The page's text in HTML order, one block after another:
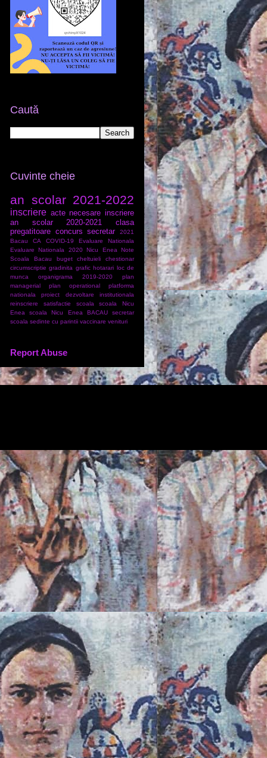
Caută
Cuvinte cheie
an scolar 2021-2022
inscriere acte necesare inscriere
an scolar 2020-2021
clasa
pregatitoare concurs secretar
2021
Bacau
CA COVID-19
Evaluare Nationala
Evaluare Nationala 2020 Nicu Enea
Note
Scoala Bacau
buget cheltuieli
chestionar
circumscriptie gradinita grafic hotarari loc de
munca
organigrama 2019-2020
plan
managerial
plan operational
platforma
nationala
proiect dezvoltare institutionala
reinscriere
satisfactie scoala
scoala Nicu
Enea
scoala Nicu Enea BACAU
secretar
scoala sedinte cu parintii vaccinare venituri
Report Abuse